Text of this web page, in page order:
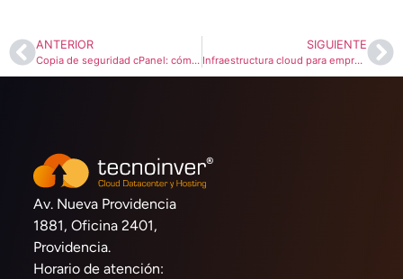
ANTERIOR
Copia de seguridad cPanel: cómo realizar un backup completo o parcial de tu cuenta cPanel
SIGUIENTE
Infraestructura cloud para empresas: cómo evaluar continuidad, control y soporte local
Av. Nueva Providencia
1881, Oficina 2401,
Providencia.
Horario de atención: